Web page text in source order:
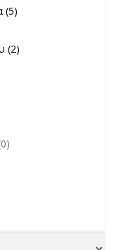
filter
(5)
filter
filter
filter
(2)